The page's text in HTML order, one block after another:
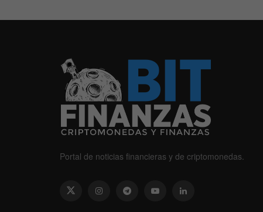
Portal de noticias financieras y de criptomonedas.